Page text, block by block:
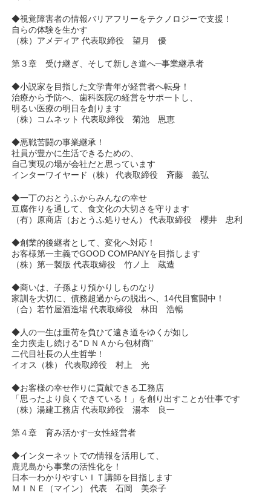
◆視覚障害者の情報バリアフリーをテクノロジーで支援！
自らの体験を生かす
（株）アメディア 代表取締役 望月 優
第３章 受け継ぎ、そして新しき道へ─事業継承者
◆小説家を目指した文学青年が経営者へ転身！
治療から予防へ、歯科医院の経営をサポートし、
明るい医療の明日を創ります
（株）コムネット 代表取締役 菊池 恩恵
◆悪戦苦闘の事業継承！
社員が豊かに生活できるための、
自己実現の場が会社だと思っています
インターワイヤード（株） 代表取締役 斉藤 義弘
◆一丁のおとうふからみんなの幸せ
豆腐作りを通して、食文化の大切さを守ります
（有）原商店（おとうふ処りせん） 代表取締役 櫻井 忠利
◆創業的後継者として、変化へ対応！
お客様第一主義でGOOD COMPANYを目指します
（株）第一製版 代表取締役 竹ノ上 蔵造
◆商いは、子孫より預かりしものなり
家訓を大切に、債務超過からの脱出へ、14代目奮闘中！
（合）若竹屋酒造場 代表取締役 林田 浩暢
◆人の一生は重荷を負ひて遠き道をゆくが如し
全力疾走し続ける“ＤＮＡから包材商”
二代目社長の人生哲学！
イオス（株） 代表取締役 村上 光
◆お客様の幸せ作りに貢献できる工務店
「思ったより良くできている！」を創り出すことが仕事です
（株）湯建工務店 代表取締役 湯本 良一
第４章 育み活かす─女性経営者
◆インターネットでの情報を活用して、
鹿児島から事業の活性化を！
日本一わかりやすいＩＴ講師を目指します
ＭＩＮＥ（マイン） 代表 石岡 美奈子